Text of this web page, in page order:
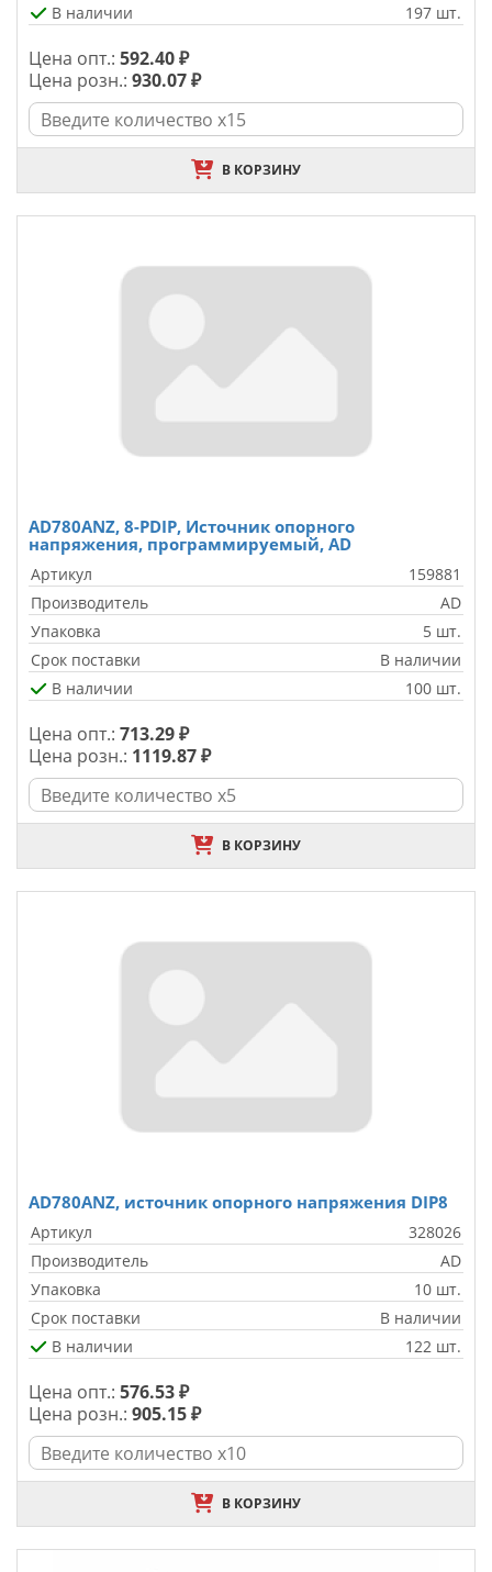
В наличии 197 шт.
Цена опт.: 592.40 ₽
Цена розн.: 930.07 ₽
В КОРЗИНУ
AD780ANZ, 8-PDIP, Источник опорного
напряжения, программируемый, AD
Артикул
159881
Производитель
AD
Упаковка
5 шт.
Срок поставки
В наличии
В наличии
100 шт.
Цена опт.: 713.29 ₽
Цена розн.: 1119.87 ₽
В КОРЗИНУ
AD780ANZ, источник опорного напряжения DIP8
Артикул
328026
Производитель
AD
Упаковка
10 шт.
Срок поставки
В наличии
В наличии
122 шт.
Цена опт.: 576.53 ₽
Цена розн.: 905.15 ₽
В КОРЗИНУ